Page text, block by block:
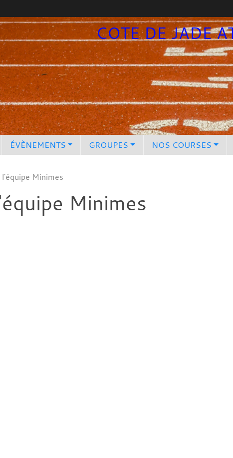
COTE DE JADE
ÉVÈNEMENTS GROUPES NOS COURSES
l'équipe Minimes
Minimes